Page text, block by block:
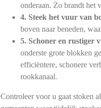
onderaan. Zo brandt het
4. Steek het vuur van
boven naar beneden,
5. Schoner en rustiger
onderste grote blokken
efficiëntere, schonere
rookkanaal.
Controleer voor u gaat stoken